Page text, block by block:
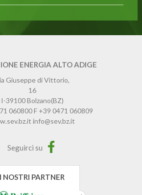
ENERGIA ALTO ADIGE
Giuseppe di Vittorio,
16
I-39100Bolzano(BZ)
060800F +39 0471 060809
info@sev.bz.it
Seguirci su
I NOSTRI PARTNER